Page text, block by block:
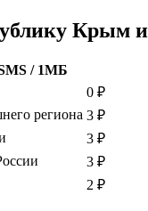
Крым
/ 1МБ
0 ₽
региона 3 ₽
3 ₽
3 ₽
2 ₽